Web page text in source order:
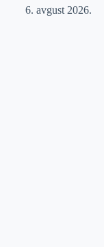
6. avgust 2026.